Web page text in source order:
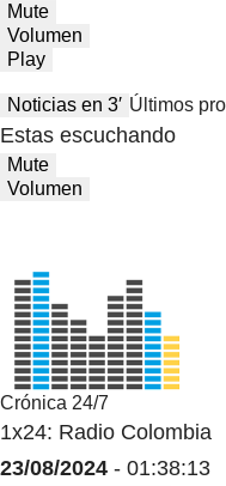
Mute
Volumen
Play
Noticias en 3′ Últimos
Estas escuchando
Mute
Volumen
Crónica 24/7
1x24: Radio Colombia
23/08/2024 - 01:38:13